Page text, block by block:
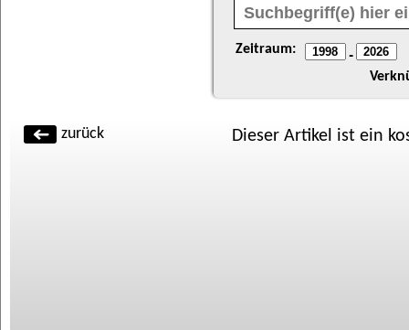
Zeitraum: -
zurück Dieser Artikel ist ein